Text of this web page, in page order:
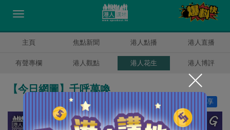
主頁 焦點新聞 港人點播 港人直播
有聲專欄 港人觀點 港人花生 港人博評
【今日網圖】千呼萬喚
分享